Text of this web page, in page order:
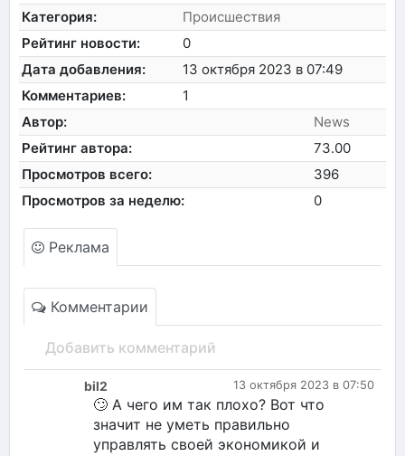
Категория:
Происшествия
Рейтинг новости:
0
Дата добавления:
13 октября 2023 в 07:49
Комментариев:
1
Автор:
News
Рейтинг автора:
73.00
Просмотров всего:
396
Просмотров за неделю:
0
Реклама
Комментарии
Добавить комментарий
13 октября 2023 в 07:50
bil2
🙄 А чего им так плохо? Вот что
значит не уметь правильно
управлять своей экономикой и